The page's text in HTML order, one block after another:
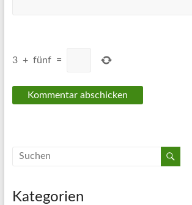
3 + fünf =
Kategorien